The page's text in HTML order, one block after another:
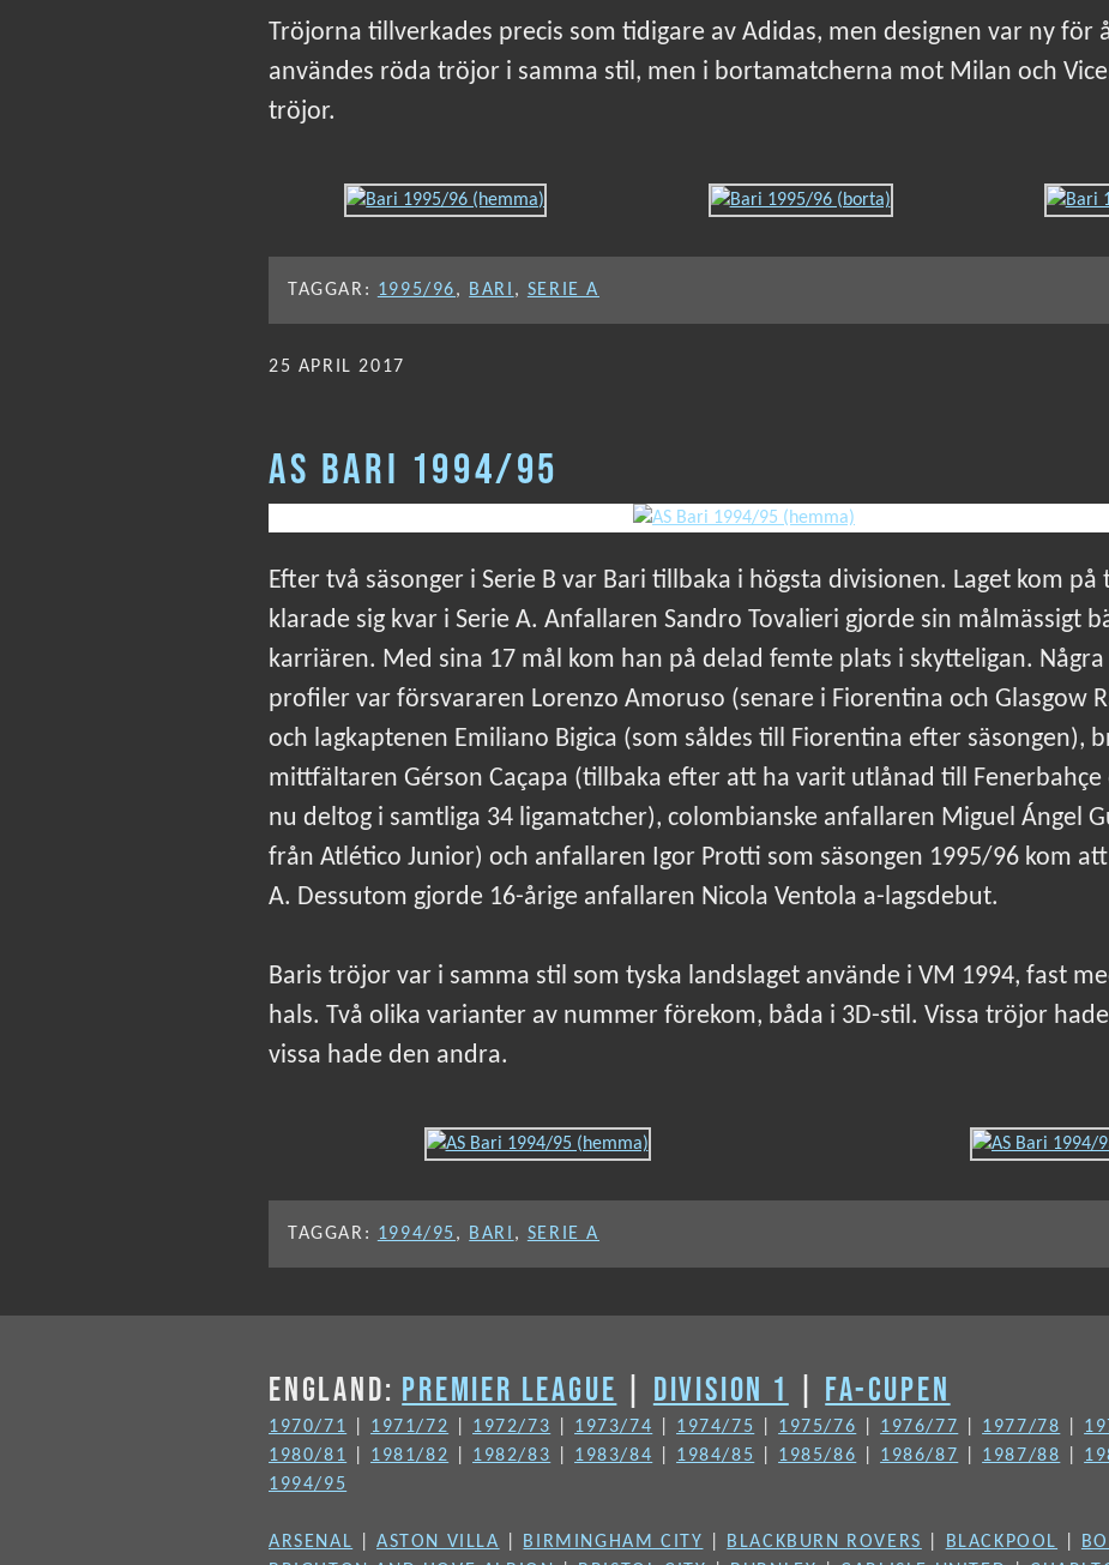
Tröjorna tillverkades precis som tidigare av Adidas, men designen var ny för
användes röda tröjor i samma stil, men i bortamatcherna mot Milan och
tröjor.
TAGGAR: 1995/96, BARI , SERIE A
PUBLICERAT
25 APRIL 2017
AS BARI 1994/95
Efter två säsonger i Serie B var Bari tillbaka i högsta divisionen. Laget kom
klarade sig kvar i Serie A. Anfallaren Sandro Tovalieri gjorde sin målmässigt
karriären. Med sina 17 mål kom han på delad femte plats i skytteligan. Några
profiler var försvararen Lorenzo Amoruso (senare i Fiorentina och Glasgow
och lagkaptenen Emiliano Bigica (som såldes till Fiorentina efter säsongen),
mittfältaren Gérson Caçapa (tillbaka efter att ha varit utlånad till Fenerbahçe
nu deltog i samtliga 34 ligamatcher), colombianske anfallaren Miguel Ángel
från Atlético Junior) och anfallaren Igor Protti som säsongen 1995/96 kom
A. Dessutom gjorde 16-årige anfallaren Nicola Ventola a-lagsdebut.
Baris tröjor var i samma stil som tyska landslaget använde i VM 1994, fast
hals. Två olika varianter av nummer förekom, båda i 3D-stil. Vissa tröjor
vissa hade den andra.
TAGGAR: 1994/95, BARI , SERIE A
ENGLAND: PREMIER LEAGUE DIVISION 1 FA-CUPEN
1970/71 1971/72 1972/73 1973/74 1974/75 1975/76 1976/77 1977/78
1980/81
1981/82 1982/83 1983/84 1984/85 1985/86 1986/87 1987/88
1994/95
ARSENAL |ASTON VILLA BIRMINGHAM CITY BLACKBURN ROVERS BLACKPOOL